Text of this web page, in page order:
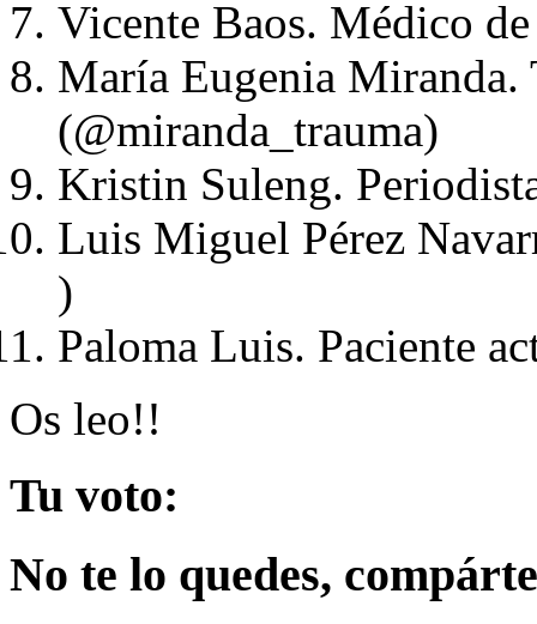
Vicente Baos. Médico
María Eugenia Miranda.
(@miranda_trauma)
Kristin Suleng.
Luis Miguel Pérez
)
Paloma Luis. Paciente
Os leo!!
Tu voto:
No te lo quedes,